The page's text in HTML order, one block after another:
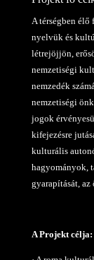
A térségben
nyelvük és
létrejöjjön,
nemzetiségi
nemzedék
nemzetiségi
jogok
kifejezésre
kulturális
hagyományok,
gyarapítását, az
A Projekt célja: